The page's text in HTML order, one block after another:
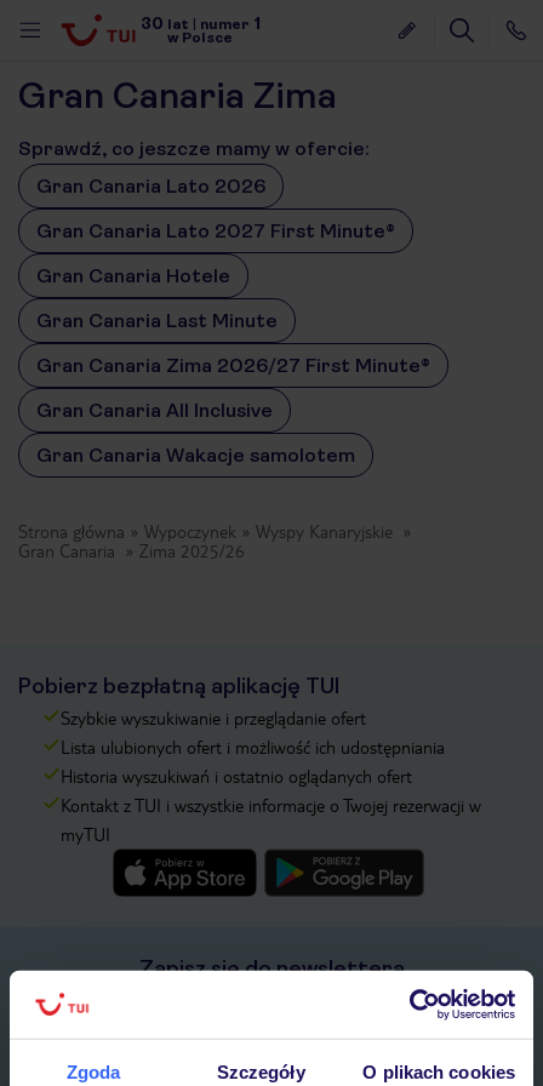
Zgoda Szczegóły O plikach cookies
30 lat numer 1
w Polsce
Gran Canaria Zima
Sprawdź, co jeszcze mamy w ofercie:
Gran Canaria Lato 2026
Gran Canaria Lato 2027 First Minute®
Gran Canaria Hotele
Gran Canaria Last Minute
Gran Canaria Zima 2026/27 First Minute®
Gran Canaria All Inclusive
Gran Canaria Wakacje samolotem
Strona główna Wypoczynek
Wyspy Kanaryjskie
Gran Canaria
Zima 2025/26
Pobierz bezpłatną aplikację TUI
Szybkie wyszukiwanie i przeglądanie ofert
Lista ulubionych ofert i możliwość ich udostępniania
Historia wyszukiwań i ostatnio oglądanych ofert
Kontakt z TUI i wszystkie informacje o Twojej rezerwacji w
myTUI
Zapisz się do newslettera
IMIĘ*